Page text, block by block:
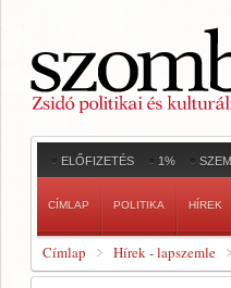
ELŐFIZETÉS 1%
CÍMLAP POLITIKA HÍREK
Címlap Hírek - lapszemle